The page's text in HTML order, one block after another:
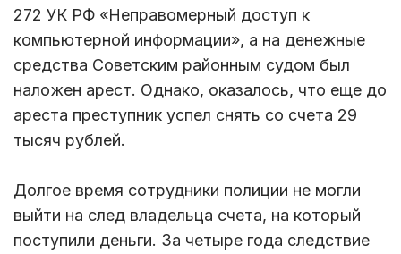
272 УК РФ «Неправомерный доступ к
компьютерной информации», а на денежные
средства Советским районным судом был
наложен арест. Однако, оказалось, что еще до
ареста преступник успел снять со счета 29
тысяч рублей.
Долгое время сотрудники полиции не могли
выйти на след владельца счета, на который
поступили деньги. За четыре года следствие